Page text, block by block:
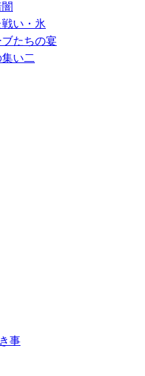
い・氷
たちの宴
い二
事